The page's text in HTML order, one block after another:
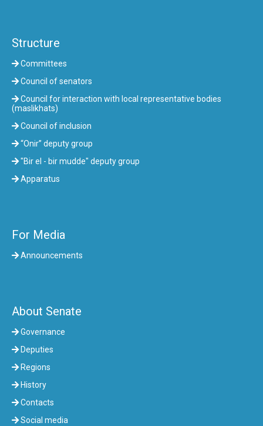
Structure
Committees
Council of senators
Council for interaction with local representative bodies
(maslikhats)
Council of inclusion
“Onir” deputy group
"Bir el - bir mudde" deputy group
Apparatus
For Media
Announcements
About Senate
Governance
Deputies
Regions
History
Contacts
Social media